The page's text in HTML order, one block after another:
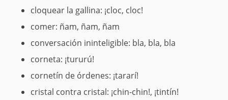
cloquear la gallina: ¡cloc, cloc!
comer: ñam, ñam, ñam
conversación ininteligible: bla, bla, bla
corneta: ¡tururú!
cornetín de órdenes: ¡tararí!
cristal contra cristal: ¡chin-chin!, ¡tintín!